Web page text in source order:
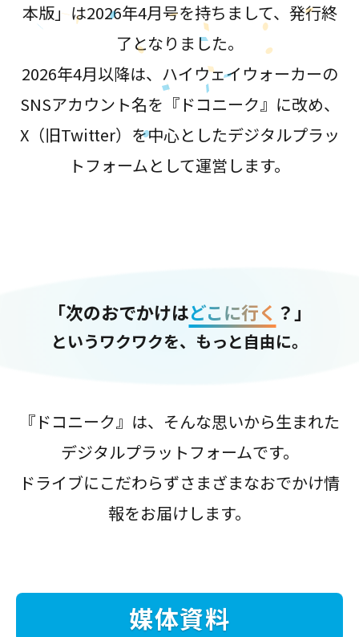
本版」は2026年4月号を持ちまして、発行終
了となりました。
2026年4月以降は、ハイウェイウォーカーの
SNSアカウント名を『ドコニーク』に改め、
X（旧Twitter）を中心としたデジタルプラッ
トフォームとして運営します。
「次のおでかけはどこに行く ？」
というワクワクを、もっと自由に。
『ドコニーク』は、そんな思いから生まれた
デジタルプラットフォームです。
ドライブにこだわらずさまざまなおでかけ情
報をお届けします。
媒体資料